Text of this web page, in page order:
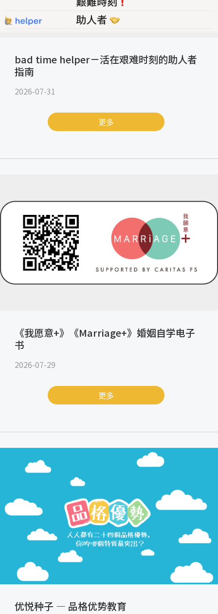
bad time helper－活在艰难时刻的助人者
指南
2026-07-31
更多
《我愿意+》《Marriage+》婚姻自学电子
书
2026-07-29
更多
优悦种子 — 品格优势教育